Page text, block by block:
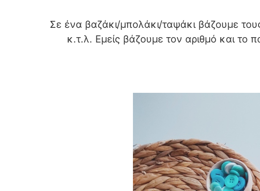
Σε ένα βαζάκι/μπολάκι/ταψάκι βάζουμε
κ.τ.λ. Εμείς βάζουμε τον αριθμό και το